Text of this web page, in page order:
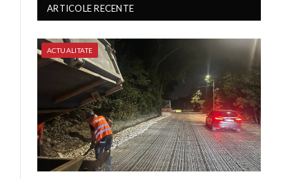
ARTICOLE RECENTE
ACTUALITATE